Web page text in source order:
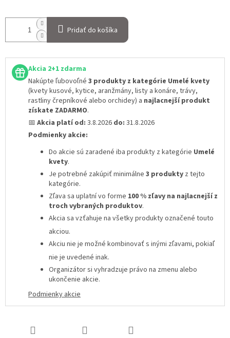
Pridať do košíka
Akcia 2+1 zdarma
Nakúpte ľubovoľné 3 produkty z kategórie Umelé kvety
(kvety kusové, kytice, aranžmány, listy a konáre, trávy,
rastliny črepníkové alebo orchidey) a najlacnejší produkt
získate ZADARMO.
📅 Akcia platí od: 3.8.2026 do: 31.8.2026
Podmienky akcie:
Do akcie sú zaradené iba produkty z kategórie Umelé
kvety.
Je potrebné zakúpiť minimálne 3 produkty z tejto
kategórie.
Zľava sa uplatní vo forme 100 % zľavy na najlacnejší z
troch vybraných produktov.
Akcia sa vzťahuje na všetky produkty označené touto
akciou.
Akciu nie je možné kombinovať s inými zľavami, pokiaľ
nie je uvedené inak.
Organizátor si vyhradzuje právo na zmenu alebo
ukončenie akcie.
Podmienky akcie